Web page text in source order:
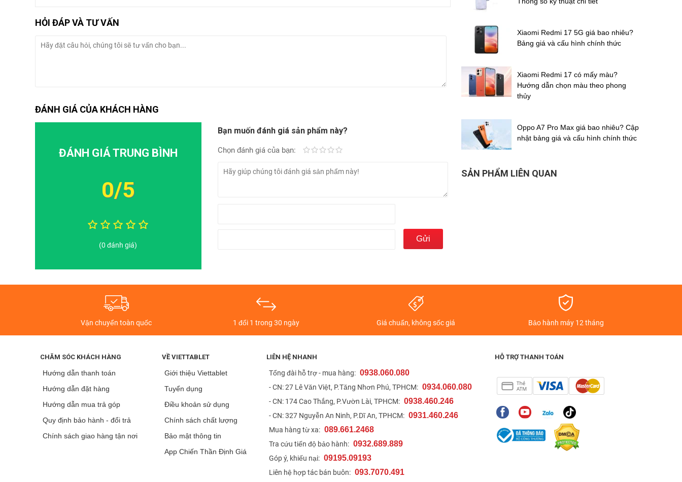
Theo đánh giá, Xiaomi Redmi Note 10T có thiết kế khá giống Redmi Note 10
Đánh giá màn hình của Xiaomi Redmi Note 10T
Mặt trước của điện thoại là màn hình LCD 6,5 inch với độ phân giải 1080p và một lỗ bấm cho camera selfie 8 MP. Bên cạnh
cường lực Corning Gorilla Glass 3. Đây là một những thông tin màn hình khá ấn tượng trong phân khúc smartphone giá rẻ
ở thời điểm hiện tại.
HỎI ĐÁP VÀ TƯ VẤN
ĐÁNH GIÁ CỦA KHÁCH HÀNG
ĐÁNH GIÁ TRUNG BÌNH
0/5
(0 đánh giá)
Bạn muốn đánh giá sản phẩm này?
Chọn đánh giá của bạn: Rất tốt
Trung bình
Fair
Kém
Xiaomi Redmi 17 5G giá bao nhiêu?
Bảng giá và cấu hình chính thức
Xiaomi Redmi 17 có mấy màu?
Hướng dẫn chọn màu theo phong
thủy
Oppo A7 Pro Max giá bao nhiêu? Cập
nhật bảng giá và cấu hình chính thức
SẢN PHẨM LIÊN QUAN
Vận chuyển toàn quốc 1 đổi 1 trong 30 ngày Giá chuẩn, không sốc giá Bảo hành máy 12 tháng
CHĂM SÓC KHÁCH HÀNG
Hướng dẫn thanh toán
Hướng dẫn đặt hàng
Hướng dẫn mua trả góp
Quy định bảo hành - đổi trả
Chính sách giao hàng tận nơi
VỀ VIETTABLET
Giới thiệu Viettablet
Tuyển dụng
Điều khoản sử dụng
Chính sách chất lượng
Bảo mật thông tin
App Chiến Thần Định Giá
LIÊN HỆ NHANH
Tổng đài hỗ trợ - mua hàng: 0938.060.080
- CN: 27 Lê Văn Việt, P.Tăng Nhơn Phú, TPHCM: 0934.060.080
- CN: 174 Cao Thắng, P.Vườn Lài, TPHCM: 0938.460.246
- CN: 327 Nguyễn An Ninh, P.Dĩ An, TPHCM: 0931.460.246
Mua hàng từ xa: 089.661.2468
Tra cứu tiến độ bảo hành: 0932.689.889
Góp ý, khiếu nại: 09195.09193
Liên hệ hợp tác bán buôn: 093.7070.491
HỖ TRỢ THANH TOÁN